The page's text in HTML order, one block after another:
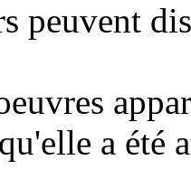
peuvent
a été